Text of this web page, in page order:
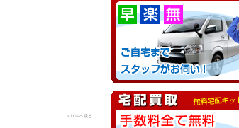
＞TOPへ戻る